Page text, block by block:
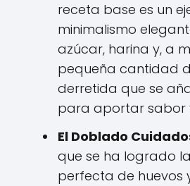
receta base es un
minimalismo
azúcar, harina y, a
pequeña cantidad
derretida que se
para aportar sabor
El Doblado
que se ha logrado
perfecta de huevos